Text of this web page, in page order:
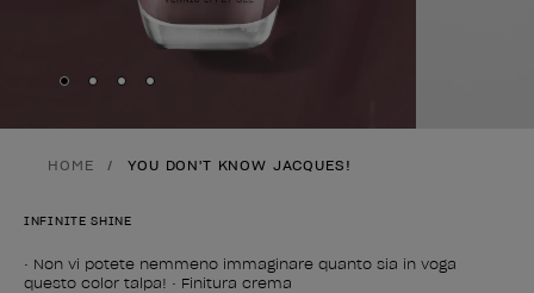
Skip to slide
Skip to slide
Skip to slide
Skip to slide
HOME YOU DON'T KNOW JACQUES!
INFINITE SHINE
• Non vi potete nemmeno immaginare quanto sia in voga
questo color talpa! • Finitura crema